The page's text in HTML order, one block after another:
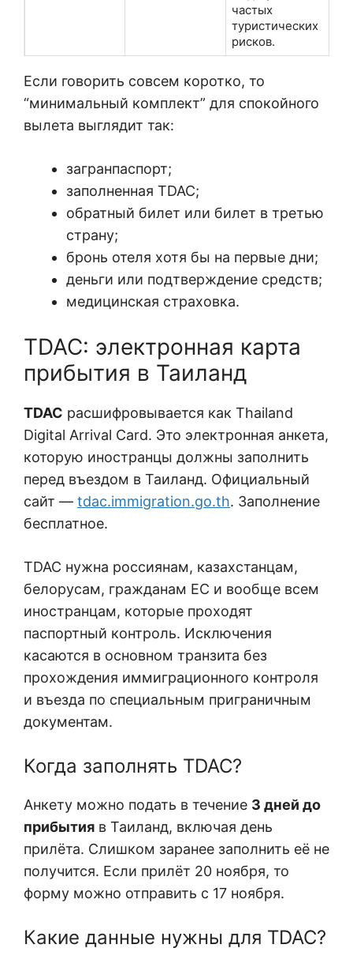
частых
туристических
рисков.
Если говорить совсем коротко, то
“минимальный комплект” для спокойного
вылета выглядит так:
загранпаспорт;
заполненная TDAC;
обратный билет или билет в третью
страну;
бронь отеля хотя бы на первые дни;
деньги или подтверждение средств;
медицинская страховка.
TDAC: электронная карта
прибытия в Таиланд
TDAC расшифровывается как Thailand
Digital Arrival Card. Это электронная анкета,
которую иностранцы должны заполнить
перед въездом в Таиланд. Официальный
сайт — tdac.immigration.go.th. Заполнение
бесплатное.
TDAC нужна россиянам, казахстанцам,
белорусам, гражданам ЕС и вообще всем
иностранцам, которые проходят
паспортный контроль. Исключения
касаются в основном транзита без
прохождения иммиграционного контроля
и въезда по специальным приграничным
документам.
Когда заполнять TDAC?
Анкету можно подать в течение 3 дней до
прибытия в Таиланд, включая день
прилёта. Слишком заранее заполнить её не
получится. Если прилёт 20 ноября, то
форму можно отправить с 17 ноября.
Какие данные нужны для TDAC?